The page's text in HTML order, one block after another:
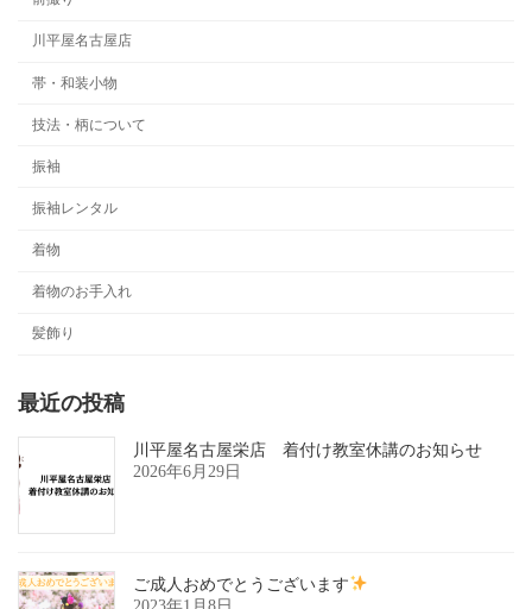
川平屋名古屋店
帯・和装小物
技法・柄について
振袖
振袖レンタル
着物
着物のお手入れ
髪飾り
最近の投稿
川平屋名古屋栄店 着付け教室休講のお知らせ
2026年6月29日
ご成人おめでとうございます